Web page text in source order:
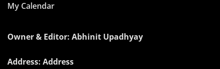
My Calendar
Owner & Editor: Abhinit Upadhyay
Address: Address